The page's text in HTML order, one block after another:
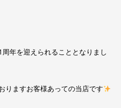
年を迎えられることとなりまし
りますお客様あっての当店です